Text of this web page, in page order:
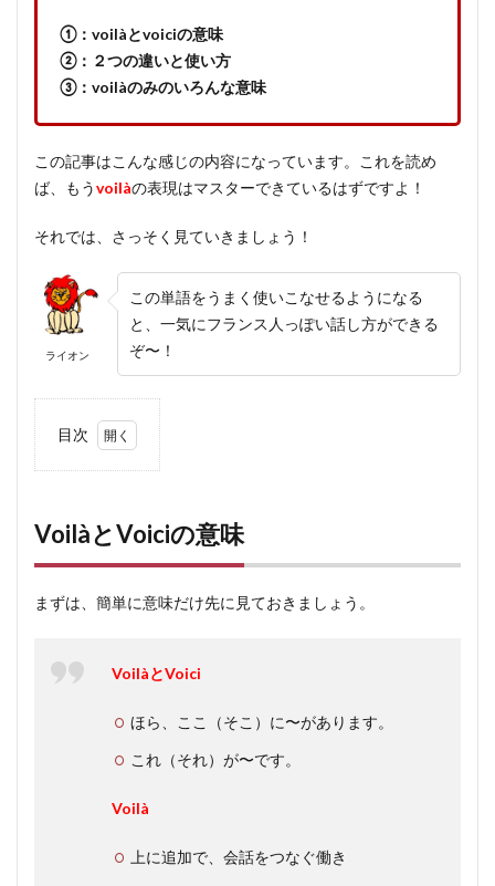
①：voilàとvoiciの意味
②：２つの違いと使い方
③：voilàのみのいろんな意味
この記事はこんな感じの内容になっています。これを読め
ば、もうvoilàの表現はマスターできているはずですよ！
それでは、さっそく見ていきましょう！
ライオン
この単語をうまく使いこなせるようになる
と、一気にフランス人っぽい話し方ができる
ぞ〜！
目次
Voici
の意
Voici
2.1.1
VoilàとVoiciの意味
まずは、簡単に意味だけ先に見ておきましょう。
VoilàとVoici
ほら、ここ（そこ）に〜があります。
これ（それ）が〜です。
Voilà
上に追加で、会話をつなぐ働き